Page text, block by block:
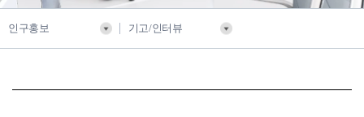
회
인구홍보 기고/인터뷰